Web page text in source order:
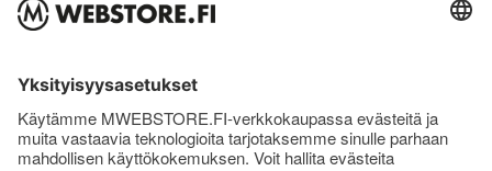
SISÄPIIRI
Sisäpiirin bonusohjelma
Uutiskirje